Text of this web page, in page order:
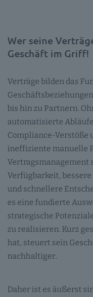
Wer seine
Geschäft im Griff!
Verträge bilden das
bis hin zu Partnern.
automatisierte
Compliance-Verstöße
ineffiziente manuelle
Vertragsmanagement
Verfügbarkeit,
und schnellere
es eine fundierte
strategische
zu realisieren. Kurz
hat, steuert sein
nachhaltiger.
Daher ist es äußerst